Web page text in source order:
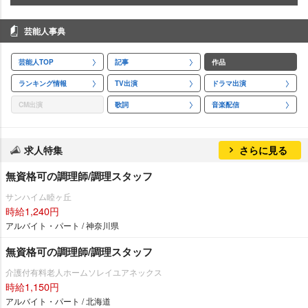
芸能人事典
芸能人TOP 記事 作品
ランキング情報 TV出演 ドラマ出演
CM出演 歌詞 音楽配信
求人特集 さらに見る
無資格可の調理師/調理スタッフ
サンハイム睦ヶ丘
時給1,240円
アルバイト・パート / 神奈川県
無資格可の調理師/調理スタッフ
介護付有料老人ホームソレイユアネックス
時給1,150円
アルバイト・パート / 北海道